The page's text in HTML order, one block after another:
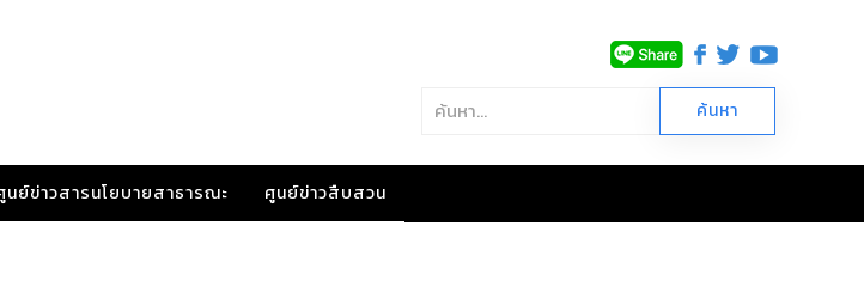
นย์ข่าวสารนโยบายสาธารณะ ศูนย์ข่าวสืบสวน